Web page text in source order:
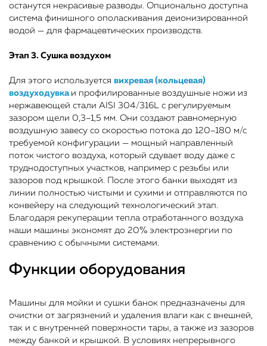
останутся некрасивые разводы. Опционально доступна
система финишного ополаскивания деионизированной
водой — для фармацевтических производств.
Этап 3. Сушка воздухом
Для этого используется вихревая (кольцевая)
воздуходувка и профилированные воздушные ножи из
нержавеющей стали AISI 304/316L с регулируемым
зазором щели 0,3–1,5 мм. Они создают равномерную
воздушную завесу со скоростью потока до 120–180 м/с
требуемой конфигурации — мощный направленный
поток чистого воздуха, который сдувает воду даже с
труднодоступных участков, например с резьбы или
зазоров под крышкой. После этого банки выходят из
линии полностью чистыми и сухими и отправляются по
конвейеру на следующий технологический этап.
Благодаря рекуперации тепла отработанного воздуха
наши машины экономят до 20% электроэнергии по
сравнению с обычными системами.
Функции оборудования
Машины для мойки и сушки банок предназначены для
очистки от загрязнений и удаления влаги как с внешней,
так и с внутренней поверхности тары, а также из зазоров
между банкой и крышкой. В условиях непрерывного